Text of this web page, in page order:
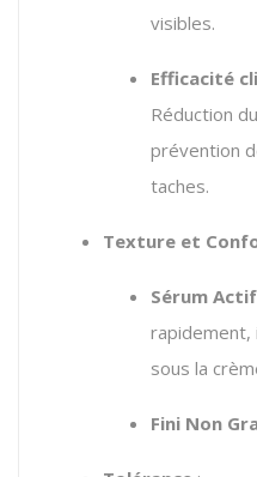
visibles.
Efficacité
Réduction
prévention
taches.
Texture et
Sérum
rapidement,
sous la
Fini Non